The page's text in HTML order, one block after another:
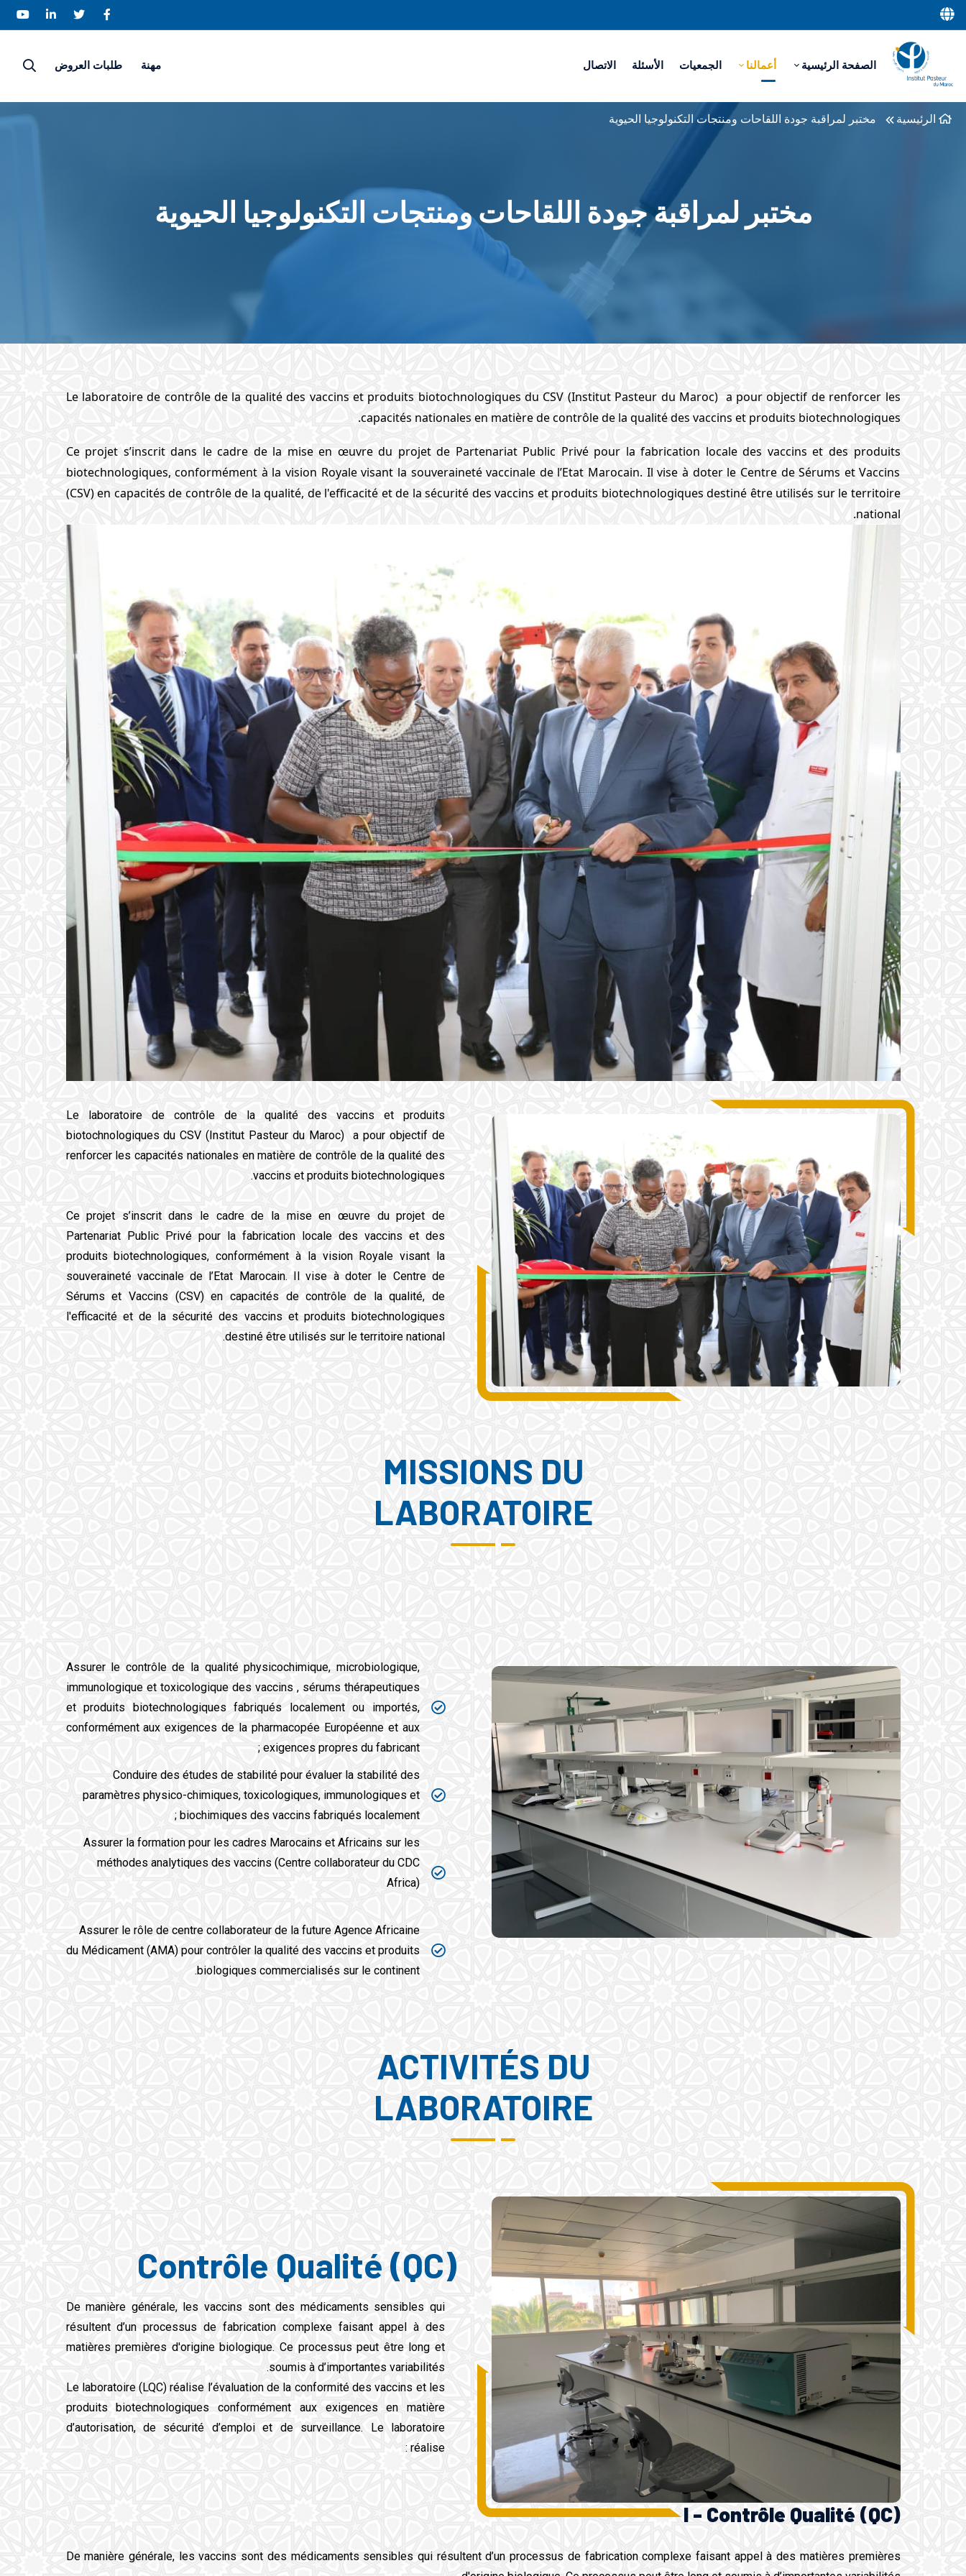
Main navigation
الصفحة الرئيسية أعمالنا الجمعيات الأسئلة الاتصال مهنة طلبات العروض
الرئيسية مختبر لمراقبة جودة اللقاحات ومنتجات التكنولوجيا الحيوية
مختبر لمراقبة جودة اللقاحات ومنتجات التكنولوجيا الحيوية
Le laboratoire de contrôle de la qualité des vaccins et produits biotochnologiques du CSV (Institut Pasteur du Maroc) a pour objectif de renforcer les
capacités nationales en matière de contrôle de la qualité des vaccins et produits biotechnologiques.
Ce projet s’inscrit dans le cadre de la mise en œuvre du projet de Partenariat Public Privé pour la fabrication locale des vaccins et des produits
biotechnologiques, conformément à la vision Royale visant la souveraineté vaccinale de l’Etat Marocain. Il vise à doter le Centre de Sérums et Vaccins
(CSV) en capacités de contrôle de la qualité, de l'efficacité et de la sécurité des vaccins et produits biotechnologiques destiné être utilisés sur le territoire
national.
Le laboratoire de contrôle de la qualité des vaccins et produits
biotochnologiques du CSV (Institut Pasteur du Maroc) a pour objectif de
renforcer les capacités nationales en matière de contrôle de la qualité des
vaccins et produits biotechnologiques.
Ce projet s’inscrit dans le cadre de la mise en œuvre du projet de
Partenariat Public Privé pour la fabrication locale des vaccins et des
produits biotechnologiques, conformément à la vision Royale visant la
souveraineté vaccinale de l’Etat Marocain. Il vise à doter le Centre de
Sérums et Vaccins (CSV) en capacités de contrôle de la qualité, de
l'efficacité et de la sécurité des vaccins et produits biotechnologiques
destiné être utilisés sur le territoire national.
MISSIONS DU
LABORATOIRE
Assurer le contrôle de la qualité physicochimique, microbiologique,
immunologique et toxicologique des vaccins , sérums thérapeutiques
et produits biotechnologiques fabriqués localement ou importés,
conformément aux exigences de la pharmacopée Européenne et aux
exigences propres du fabricant ;
Conduire des études de stabilité pour évaluer la stabilité des
paramètres physico-chimiques, toxicologiques, immunologiques et
biochimiques des vaccins fabriqués localement ;
Assurer la formation pour les cadres Marocains et Africains sur les
méthodes analytiques des vaccins (Centre collaborateur du CDC
Africa)
Assurer le rôle de centre collaborateur de la future Agence Africaine
du Médicament (AMA) pour contrôler la qualité des vaccins et produits
biologiques commercialisés sur le continent.
ACTIVITÉS DU
LABORATOIRE
Contrôle Qualité (QC)
De manière générale, les vaccins sont des médicaments sensibles qui
résultent d’un processus de fabrication complexe faisant appel à des
matières premières d'origine biologique. Ce processus peut être long et
soumis à d’importantes variabilités.
Le laboratoire (LQC) réalise l’évaluation de la conformité des vaccins et les
produits biotechnologiques conformément aux exigences en matière
d’autorisation, de sécurité d’emploi et de surveillance. Le laboratoire
réalise :
I - Contrôle Qualité (QC)
De manière générale, les vaccins sont des médicaments sensibles qui résultent d’un processus de fabrication complexe faisant appel à des matières premières